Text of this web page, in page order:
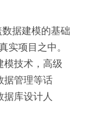
数据建模的基础
实项目之中。
模技术，高级
据管理等话
据库设计人